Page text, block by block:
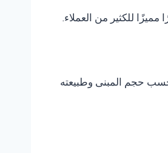
مميزًا للكثير من العملاء.
بحسب حجم المبنى وطبيعته